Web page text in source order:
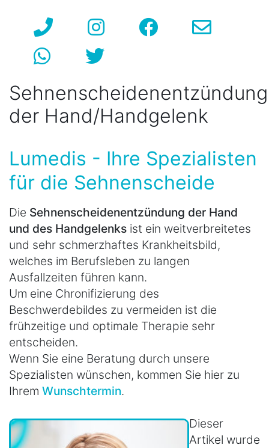
Sehnenscheidenentzündung
der Hand/Handgelenk
Lumedis - Ihre Spezialisten
für die Sehnenscheide
Die Sehnenscheidenentzündung der Hand
und des Handgelenks ist ein weitverbreitetes
und sehr schmerzhaftes Krankheitsbild,
welches im Berufsleben zu langen
Ausfallzeiten führen kann.
Um eine Chronifizierung des
Beschwerdebildes zu vermeiden ist die
frühzeitige und optimale Therapie sehr
entscheiden.
Wenn Sie eine Beratung durch unsere
Spezialisten wünschen, kommen Sie hier zu
Ihrem Wunschtermin.
Dieser
Artikel wurde